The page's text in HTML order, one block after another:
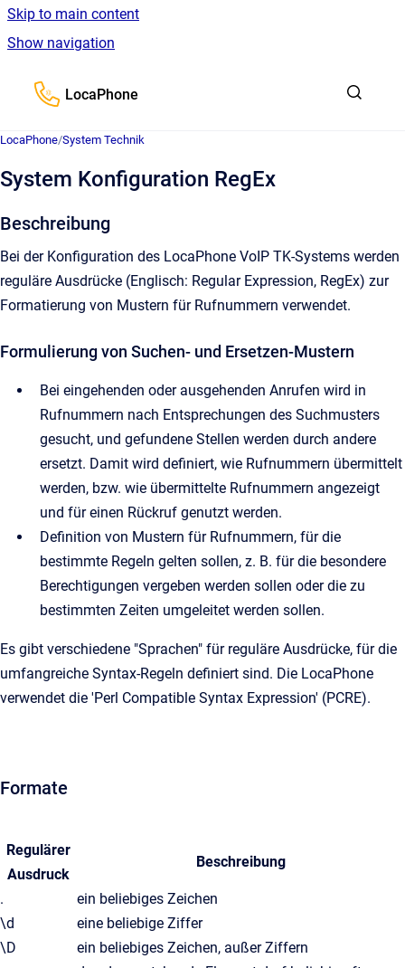
Skip to main content
Show navigation
LocaPhone
LocaPhone/System Technik
System Konfiguration RegEx
Beschreibung
Bei der Konfiguration des LocaPhone VoIP TK-Systems werden
reguläre Ausdrücke (Englisch: Regular Expression, RegEx) zur
Formatierung von Mustern für Rufnummern verwendet.
Formulierung von Suchen- und Ersetzen-Mustern
Bei eingehenden oder ausgehenden Anrufen wird in
Rufnummern nach Entsprechungen des Suchmusters
gesucht, und gefundene Stellen werden durch andere
ersetzt. Damit wird definiert, wie Rufnummern übermittelt
werden, bzw. wie übermittelte Rufnummern angezeigt
und für einen Rückruf genutzt werden.
Definition von Mustern für Rufnummern, für die
bestimmte Regeln gelten sollen, z. B. für die besondere
Berechtigungen vergeben werden sollen oder die zu
bestimmten Zeiten umgeleitet werden sollen.
Es gibt verschiedene "Sprachen" für reguläre Ausdrücke, für die
umfangreiche Syntax-Regeln definiert sind. Die LocaPhone
verwendet die 'Perl Compatible Syntax Expression' (PCRE).
Formate
Regulärer
Ausdruck
Beschreibung
.
ein beliebiges Zeichen
\d
eine beliebige Ziffer
\D
ein beliebiges Zeichen, außer Ziffern